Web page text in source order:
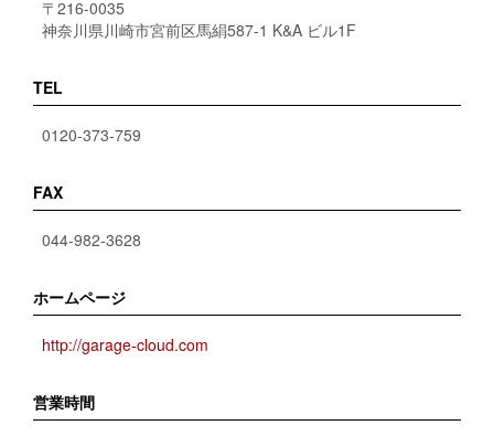
〒216-0035
神奈川県川崎市宮前区馬絹587-1 K&A ビル1F
TEL
0120-373-759
FAX
044-982-3628
ホームページ
http://garage-cloud.com
営業時間